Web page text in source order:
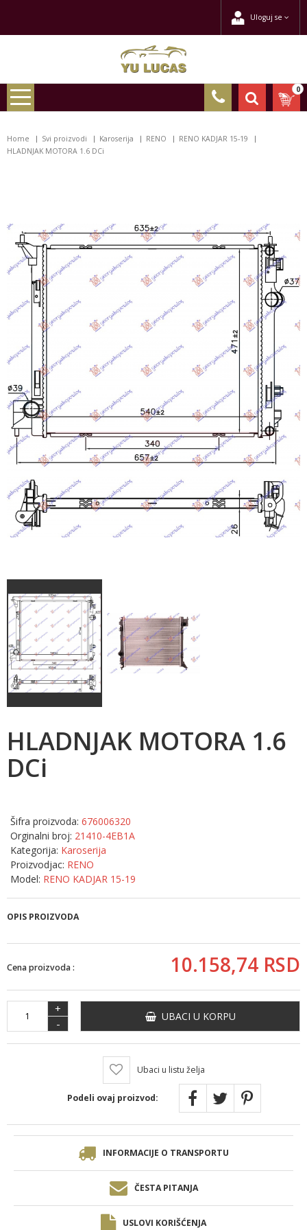
Uloguj se
0
Home Svi proizvodi Karoserija RENO
RENO KADJAR 15-19
HLADNJAK MOTORA 1.6 DCi
HLADNJAK MOTORA 1.6
DCi
Šifra proizvoda: 676006320
Orginalni broj: 21410-4EB1A
Kategorija: Karoserija
Proizvodjac: RENO
Model: RENO KADJAR 15-19
OPIS PROIZVODA
Cena proizvoda : 10.158,74 RSD
+
-
UBACI U KORPU
Ubaci u listu želja
Podeli ovaj proizvod:
INFORMACIJE O TRANSPORTU
ČESTA PITANJA
USLOVI KORIŠĆENJA